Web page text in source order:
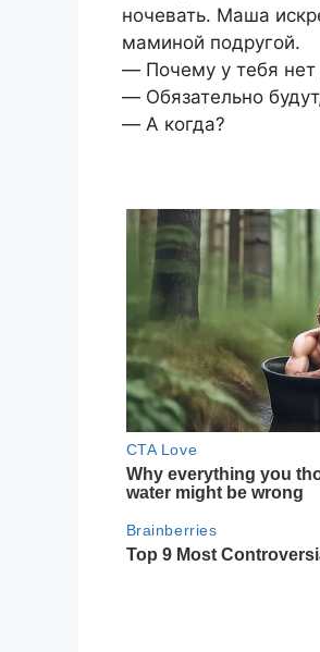
ночевать. Маша
маминой подругой.
― Почему у тебя
― Обязательно
― А когда?